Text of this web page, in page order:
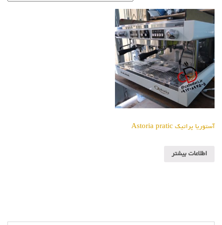
آستوریا پراتیک Astoria pratic
اطلاعات بیشتر